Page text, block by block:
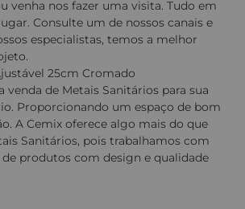
venha nos fazer uma visita. Tudo em
Consulte um de nossos canais e
especialistas, temos a melhor
25cm Cromado
venda de Metais Sanitários para sua
Proporcionando um espaço de bom
A Cemix oferece algo mais do que
Sanitários, pois trabalhamos com
produtos com design e qualidade